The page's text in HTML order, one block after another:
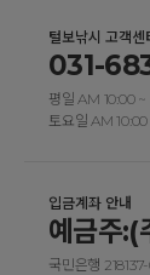
털보낚시 고객센
031-
평일 AM 10:00
토요일 AM
입금계좌 안내
예금주:(
국민은행